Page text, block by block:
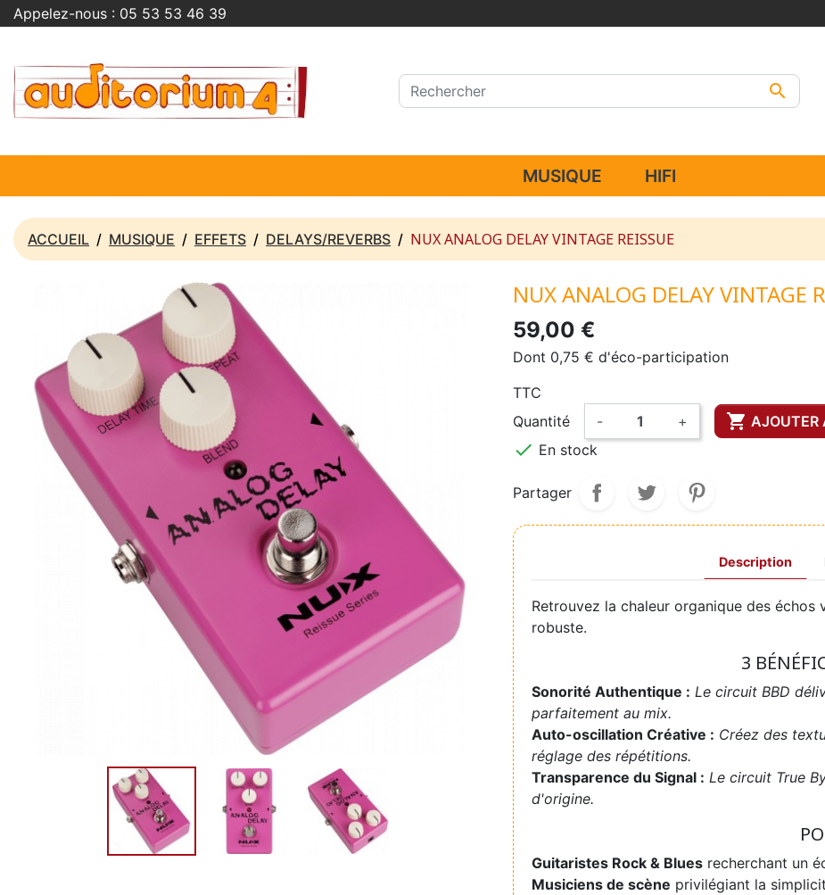
Appelez-nous : 05 53 53 46 39

MUSIQUE HIFI
ACCUEIL MUSIQUE EFFETS DELAYS/REVERBS NUX ANALOG DELAY VINTAGE REISSUE
NUX ANALOG DELAY VINTAGE
59,00 €
Dont 0,75 € d'éco-participation
TTC
Quantité
- +  AJOUTER
 En stock
Partager
Description
Retrouvez la chaleur organique des
robuste.
3
Sonorité Authentique : Le circuit BBD
parfaitement au mix.
Auto-oscillation Créative : Créez des
réglage des répétitions.
Transparence du Signal : Le circuit True
d'origine.
Guitaristes Rock & Blues recherchant un
Musiciens de scène privilégiant la